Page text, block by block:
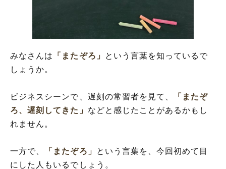
みなさんは 「またぞろ」
という言葉を知っているで
しょうか。
ビジネスシーンで、遅刻の常習者を見て、
「またぞ
ろ、遅刻してきた」 などと感じたことがあるかもし
れません。
一方で、 「またぞろ」
という言葉を、今回初めて目
にした人もいるでしょう。